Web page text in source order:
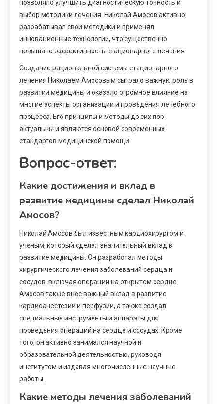
позволяло улучшить диагностическую точность и
выбор методики лечения. Николай Амосов активно
разрабатывал свои методики и применял
инновационные технологии, что существенно
повышало эффективность стационарного лечения.
Создание рациональной системы стационарного
лечения Николаем Амосовым сыграло важную роль в
развитии медицины и оказало огромное влияние на
многие аспекты организации и проведения лечебного
процесса. Его принципы и методы до сих пор
актуальны и являются основой современных
стандартов медицинской помощи.
Вопрос-ответ:
Какие достижения и вклад в
развитие медицины сделал Николай
Амосов?
Николай Амосов был известным кардиохирургом и
ученым, который сделал значительный вклад в
развитие медицины. Он разработал методы
хирургического лечения заболеваний сердца и
сосудов, включая операции на открытом сердце.
Амосов также внес важный вклад в развитие
кардиоанестезии и перфузии, а также создал
специальные инструменты и аппараты для
проведения операций на сердце и сосудах. Кроме
того, он активно занимался научной и
образовательной деятельностью, руководя
институтом и издавая многочисленные научные
работы.
Какие методы лечения заболеваний